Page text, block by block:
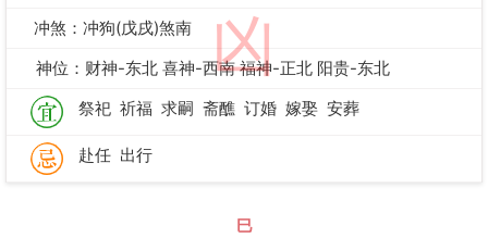
凶
冲煞：冲狗(戊戌)煞南
神位：财神-东北 喜神-西南 福神-正北 阳贵-东北
祭祀 祈福 求嗣 斋醮 订婚 嫁娶 安葬
赴任 出行
巳